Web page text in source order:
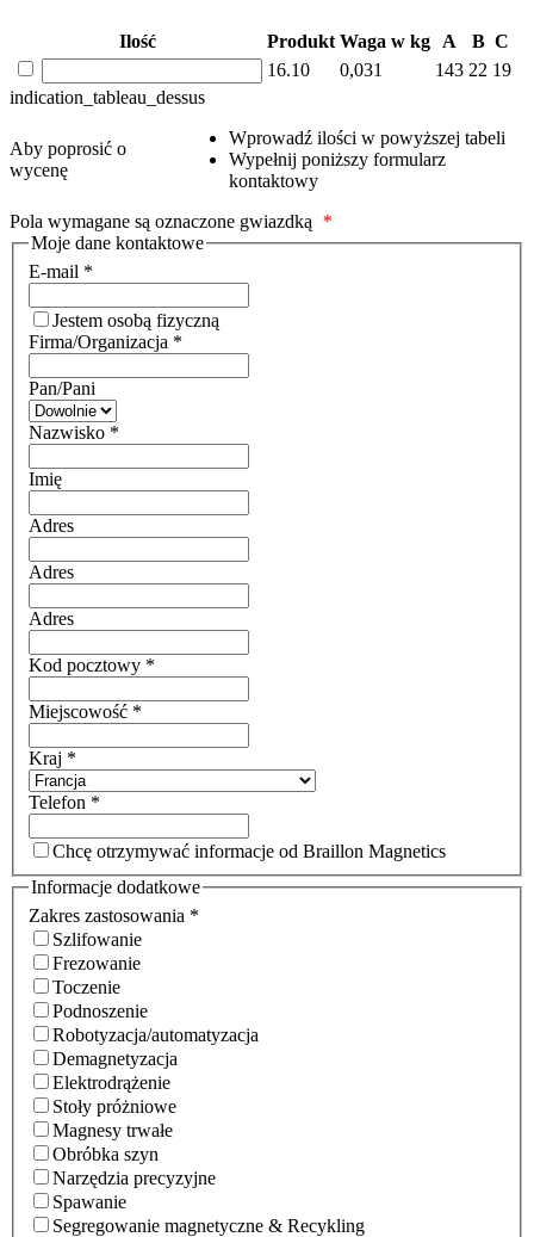
Ilość Produkt Waga w kg A B C
16.10
0,031 143 22 19
indication_tableau_dessus
Aby poprosić o
wycenę
Wprowadź ilości w powyższej tabeli
Wypełnij poniższy formularz
kontaktowy
Pola wymagane są oznaczone gwiazdką *
Moje dane kontaktowe
E-mail *
Jestem osobą fizyczną
Firma/Organizacja *
Pan/Pani
Nazwisko *
Imię
Adres
Adres
Adres
Kod pocztowy *
Miejscowość *
Kraj *
Telefon *
Chcę otrzymywać informacje od Braillon Magnetics
Informacje dodatkowe
Zakres zastosowania *
Szlifowanie
Frezowanie
Toczenie
Podnoszenie
Robotyzacja/automatyzacja
Demagnetyzacja
Elektrodrążenie
Stoły próżniowe
Magnesy trwałe
Obróbka szyn
Narzędzia precyzyjne
Spawanie
Segregowanie magnetyczne & Recykling